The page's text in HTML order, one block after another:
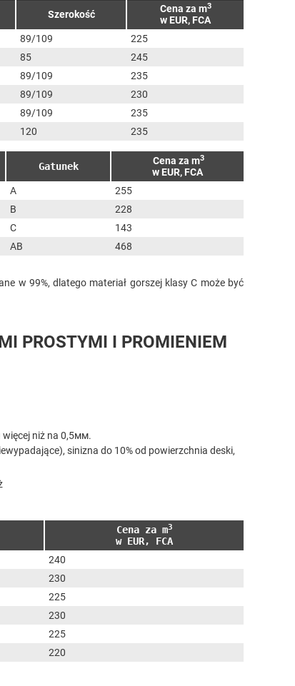
Szerokość Cena za m3
w EUR, FCA
89/109
225
85
245
89/109
235
89/109
230
89/109
235
120 235
Gatunek Cena za m3
w EUR, FCA
A
255
B
228
C
143
AB 468
w 99%, dlatego materiał gorszej klasy C może być
PROSTYMI I PROMIENIEM
więcej niż na 0,5мм.
sinizna do 10% od powierzchnia deski,
Cena za m3
w EUR, FCA
240
230
225
230
225
220